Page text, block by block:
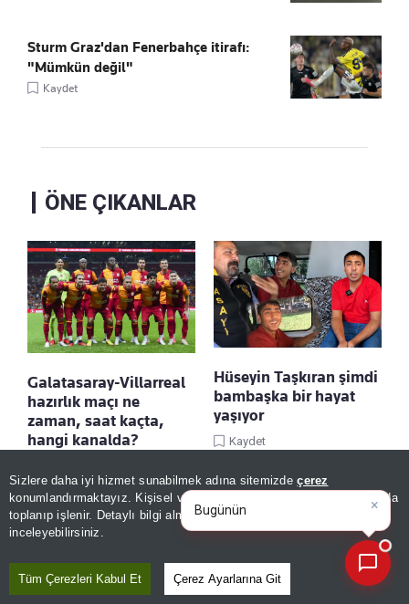
Sizlere daha iyi hizmet sunabilmek adına sitemizdeçerez
konumlandırmaktayız. Kişisel verileriniz, KVKK ve GDPR kapsamında
toplanıp işlenir. Detaylı bilgi almak içinAydınlatma Metnimizi
inceleyebilirsiniz.
Tüm Çerezleri Kabul Et Çerez Ayarlarına Git
Sturm Graz'dan Fenerbahçe itirafı:
"Mümkün değil"
Kaydet
ÖNE ÇIKANLAR
Galatasaray-Villarreal
hazırlık maçı ne
zaman, saat kaçta,
hangi kanalda?
Hüseyin Taşkıran şimdi
bambaşka bir hayat
yaşıyor
Kaydet
×
Bugünün öne çıkan manşetleri
ve geli|